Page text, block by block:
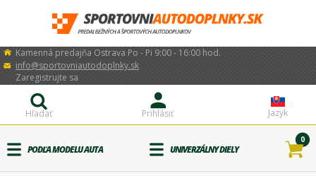
Kamenná predajňa Ostrava Po - Pi 9:00 - 16:00 hod.
info@sportovniautodoplnky.sk
Jazyk
Prihlásiť
Zaregistrujte sa
Hľadať
PODĽA MODELU AUTA UNIVERZÁLNY DIELY
0